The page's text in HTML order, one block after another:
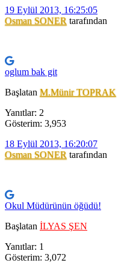
19 Eylül 2013, 16:25:05
Osman SONER tarafından
oglum bak git
Başlatan M.Münir TOPRAK
Yanıtlar: 2
Gösterim: 3,953
18 Eylül 2013, 16:20:07
Osman SONER tarafından
Okul Müdürünün öğüdü!
Başlatan İLYAS ŞEN
Yanıtlar: 1
Gösterim: 3,072